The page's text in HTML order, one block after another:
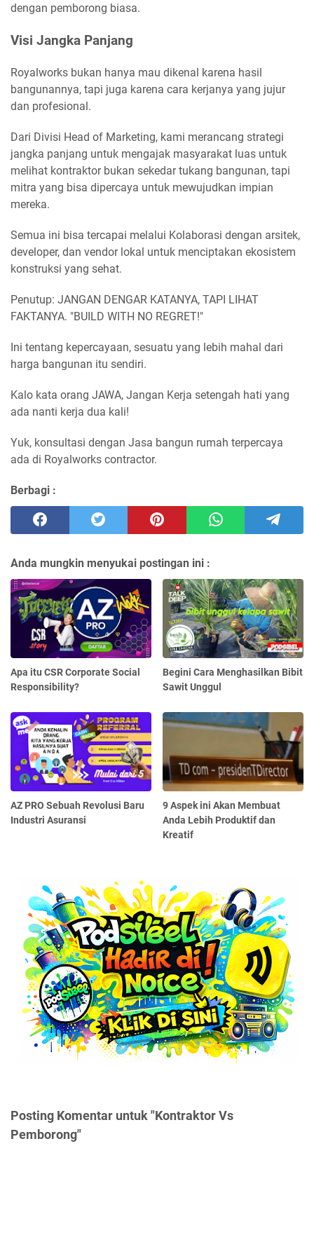
dengan pemborong biasa.
Visi Jangka Panjang
Royalworks bukan hanya mau dikenal karena hasil
bangunannya, tapi juga karena cara kerjanya yang jujur
dan profesional.
Dari Divisi Head of Marketing, kami merancang strategi
jangka panjang untuk mengajak masyarakat luas untuk
melihat kontraktor bukan sekedar tukang bangunan, tapi
mitra yang bisa dipercaya untuk mewujudkan impian
mereka.
Semua ini bisa tercapai melalui Kolaborasi dengan arsitek,
developer, dan vendor lokal untuk menciptakan ekosistem
konstruksi yang sehat.
Penutup: JANGAN DENGAR KATANYA, TAPI LIHAT
FAKTANYA. "BUILD WITH NO REGRET!"
Ini tentang kepercayaan, sesuatu yang lebih mahal dari
harga bangunan itu sendiri.
Kalo kata orang JAWA, Jangan Kerja setengah hati yang
ada nanti kerja dua kali!
Yuk, konsultasi dengan Jasa bangun rumah terpercaya
ada di Royalworks contractor.
Berbagi :
Anda mungkin menyukai postingan ini :
Apa itu CSR Corporate Social
Responsibility?
Begini Cara Menghasilkan Bibit
Sawit Unggul
AZ PRO Sebuah Revolusi Baru
Industri Asuransi
9 Aspek ini Akan Membuat
Anda Lebih Produktif dan
Kreatif
Posting Komentar untuk "Kontraktor Vs
Pemborong"